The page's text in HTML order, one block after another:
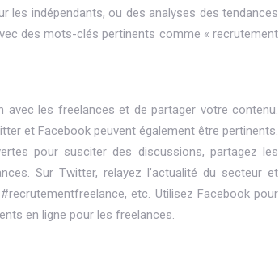
les indépendants, ou des analyses des tendances
des mots-clés pertinents comme « recrutement
avec les freelances et de partager votre contenu.
et Facebook peuvent également être pertinents.
pour susciter des discussions, partagez les
Sur Twitter, relayez l’actualité du secteur et
etc. Utilisez Facebook pour
en ligne pour les freelances.